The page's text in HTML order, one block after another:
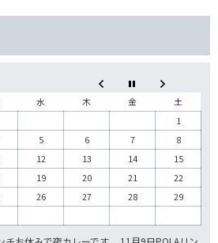
水 木 金
土
1
5 6 7
8
12 13 14
15
19 20 21
22
26 27 28
29